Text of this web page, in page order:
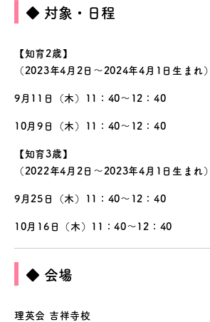
◆ 対象・日程
【知育2歳】
（2023年4月2日～2024年4月1日生まれ）
9月11日（木）11：40～12：40
10月9日（木）11：40～12：40
【知育3歳】
（2022年4月2日～2023年4月1日生まれ）
9月25日（木）11：40～12：40
10月16日（木）11：40～12：40
◆ 会場
理英会 吉祥寺校